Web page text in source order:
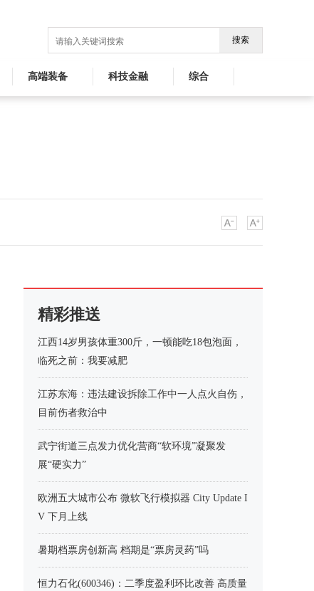
搜索
高端装备 科技金融 综合
精彩推送
江西14岁男孩体重300斤，一顿能吃18包泡面，
临死之前：我要减肥
江苏东海：违法建设拆除工作中一人点火自伤，
目前伤者救治中
武宁街道三点发力优化营商“软环境”凝聚发
展“硬实力”
欧洲五大城市公布 微软飞行模拟器 City Update I
V 下月上线
暑期档票房创新高 档期是“票房灵药”吗
恒力石化(600346)：二季度盈利环比改善 高质量